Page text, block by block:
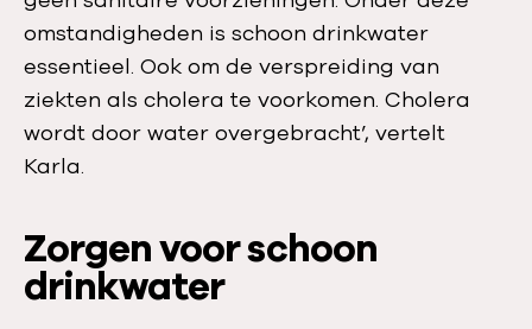
omstandigheden is schoon drinkwater
essentieel. Ook om de verspreiding van
ziekten als cholera te voorkomen. Cholera
wordt door water overgebracht’, vertelt
Karla.
Zorgen voor schoon
drinkwater